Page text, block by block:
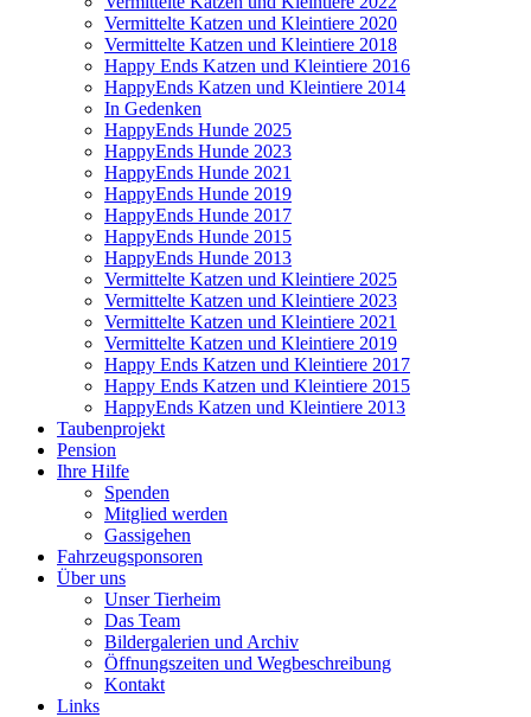
Vermittelte Katzen und Kleintiere 2020
Vermittelte Katzen und Kleintiere 2018
Happy Ends Katzen und Kleintiere 2016
HappyEnds Katzen und Kleintiere 2014
In Gedenken
HappyEnds Hunde 2025
HappyEnds Hunde 2023
HappyEnds Hunde 2021
HappyEnds Hunde 2019
HappyEnds Hunde 2017
HappyEnds Hunde 2015
HappyEnds Hunde 2013
Vermittelte Katzen und Kleintiere 2025
Vermittelte Katzen und Kleintiere 2023
Vermittelte Katzen und Kleintiere 2021
Vermittelte Katzen und Kleintiere 2019
Happy Ends Katzen und Kleintiere 2017
Happy Ends Katzen und Kleintiere 2015
HappyEnds Katzen und Kleintiere 2013
Taubenprojekt
Pension
Ihre Hilfe
Spenden
Mitglied werden
Gassigehen
Fahrzeugsponsoren
Über uns
Unser Tierheim
Das Team
Bildergalerien und Archiv
Öffnungszeiten und Wegbeschreibung
Kontakt
Links